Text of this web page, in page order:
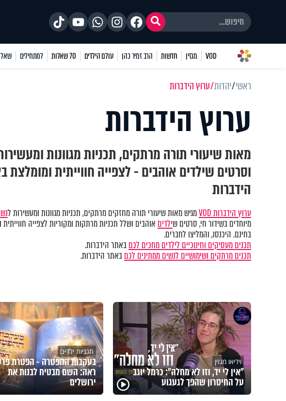
VOD מגזין חדשות הרב זמיר כהן עולם הילדים 70 שאלות למתחילים
ראשי יהדות ערוץ הידברות
ערוץ הידברות
מאות שיעורי תורה מרתקים, תכניות מגוונות
וסרטים שילדים אוהבים - לצפייה חווייתית ומומלצת
הידברות
ערוץ הידברות VOD מגיש מאות שיעורי תורה מחזקים מרתקים, תכניות מגוונות ומעשירות ל
מיוחדים בשידור חי, סרטים שילדים אוהבים ושלל תכניות מרתקות ומקוריות לצפייה חווייתית
בחינם. היכנסו, והמליצו לחברים.
תכנים מעסיקים וחינוכיים לילדים מחכים לכםבאתר הידברות.
תכנים מרתקים ושימושיים לנשים ממתינים לכםבאתר הידברות.
וידיאו מגזין
"אין לי יד, וזו לא מחלה": כרמל יוגב
על החיסרון שהפך לגעגוע
תכניות ילדים
בעקבות ההפטרה - הפטרת
ראה: השם מבטיח לבנות את
ירושלים